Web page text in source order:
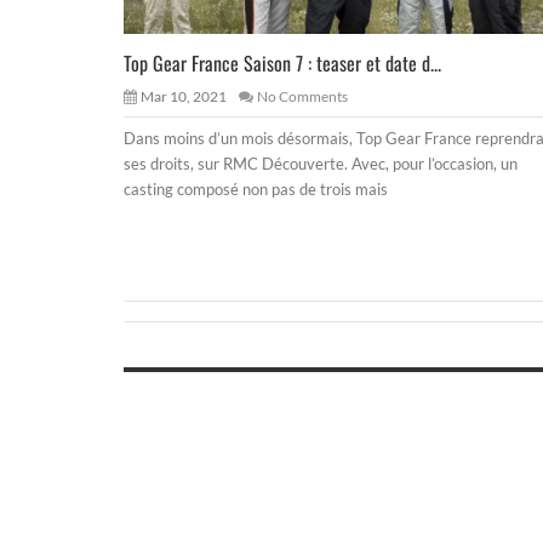
Top Gear France Saison 7 : teaser et date d...
Mar 10, 2021 No Comments
Dans moins d’un mois désormais, Top Gear France reprendra
ses droits, sur RMC Découverte. Avec, pour l’occasion, un
casting composé non pas de trois mais